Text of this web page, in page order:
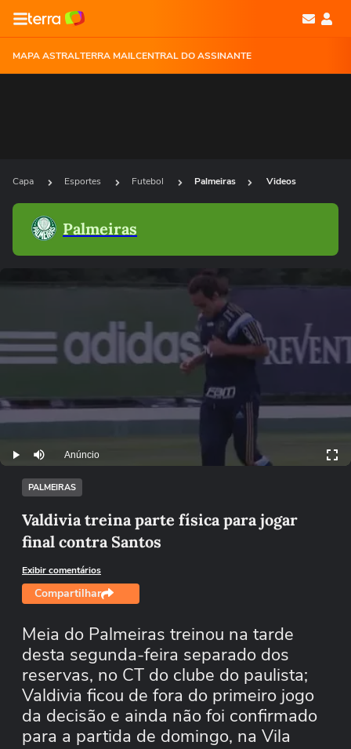
MAPA ASTRALTERRA MAILCENTRAL DO ASSINANTE
Capa Esportes Futebol Palmeiras Videos
Palmeiras
Play Mutar Anúncio
PALMEIRAS
Valdivia treina parte física para jogar
final contra Santos
Exibir comentários
Compartilhar
Meia do Palmeiras treinou na tarde
desta segunda-feira separado dos
reservas, no CT do clube do paulista;
Valdivia ficou de fora do primeiro jogo
da decisão e ainda não foi confirmado
para a partida de domingo, na Vila